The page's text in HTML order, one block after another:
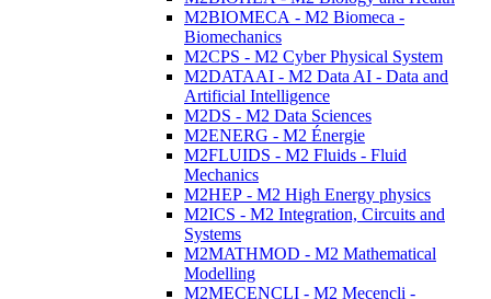
M2BIOMECA - M2 Biomeca -
Biomechanics
M2CPS - M2 Cyber Physical System
M2DATAAI - M2 Data AI - Data and
Artificial Intelligence
M2DS - M2 Data Sciences
M2ENERG - M2 Énergie
M2FLUIDS - M2 Fluids - Fluid
Mechanics
M2HEP - M2 High Energy physics
M2ICS - M2 Integration, Circuits and
Systems
M2MATHMOD - M2 Mathematical
Modelling
M2MECENCLI - M2 Mecencli -